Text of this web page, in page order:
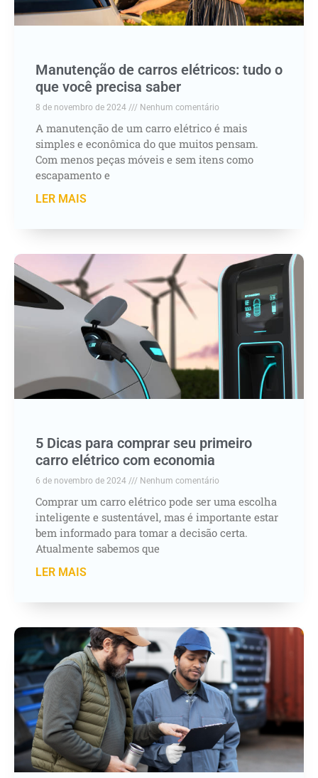
Manutenção de carros elétricos: tudo o
que você precisa saber
8 de novembro de 2024 Nenhum comentário
A manutenção de um carro elétrico é mais
simples e econômica do que muitos pensam.
Com menos peças móveis e sem itens como
escapamento e
LER MAIS
5 Dicas para comprar seu primeiro
carro elétrico com economia
6 de novembro de 2024 Nenhum comentário
Comprar um carro elétrico pode ser uma escolha
inteligente e sustentável, mas é importante estar
bem informado para tomar a decisão certa.
Atualmente sabemos que
LER MAIS